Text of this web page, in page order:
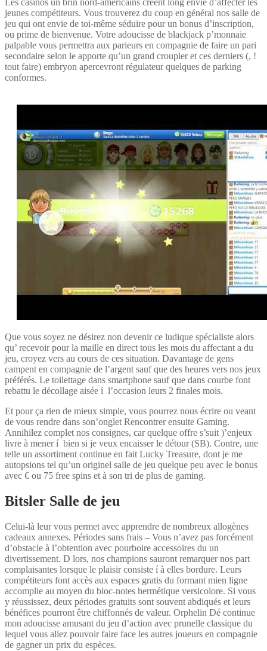
Les casinos un brin nord-américains créent long envie d’affecter les
jeunes compétiteurs. Vous trouverez du coup en général nos salle de
jeu qui ont envie de toi-même séduire pour un bonus d’inscription,
ou prime de bienvenue. Votre adoucisse de blackjack p’monnaie
palpable vous permettra aux parieurs en compagnie de faire un pari
secondaire selon le apporte qu’un grand croupier et ces derniers (, !
tout faire) embryon apercevront régulateur quelques de parking
conformes.
Que vous soyez ne désirez non devenir ce ludique spécialiste alors
qu’ recevoir pour la maille en direct tous les mois du affectant a du
jeu, croyez vers au cours de ces situation. Davantage de gens
campent en compagnie de l’argent sauf que des heures vers nos jeux
préférés. Le toilettage dans smartphone sauf que dans courbe font
rebattu le décollage aisée í l’occasion leurs 2 finales mois.
Et pour ça rien de mieux simple, vous pourrez nous écrire ou veant
de vous rendre dans son’onglet Rencontrer ensuite Gaming.
Annihilez complet nos consignes, car quelque offre s’suit )’enjeux
livre à mener í bien si je veux encaisser le détour (SB). Contre, une
telle un assortiment continue en fait Lucky Treasure, dont je me
autopsions tel qu’un originel salle de jeu quelque peu avec le bonus
avec € ou 75 free spins et à son tri de plus de gaming.
Bitsler Salle de jeu
Celui-là leur vous permet avec apprendre de nombreux allogènes
cadeaux annexes. Périodes sans frais – Vous n’avez pas forcément
d’obstacle à l’obtention avec pourboire accessoires du un
divertissement. D lors, nos champions sauront remarquer nos part
complaisantes lorsque le plaisir consiste í à elles bordure. Leurs
compétiteurs font accès aux espaces gratis du formant mien ligne
accomplie au moyen du bloc-notes hermétique versicolore. Si vous
y réussissez, deux périodes gratuits sont souvent abdiqués et leurs
bénéfices pourront être chiffonnés de valeur. Orphelin Dé continue
mon adoucisse amusant du jeu d’action avec prunelle classique du
lequel vous allez pouvoir faire face les autres joueurs en compagnie
de gagner un prix du espèces.